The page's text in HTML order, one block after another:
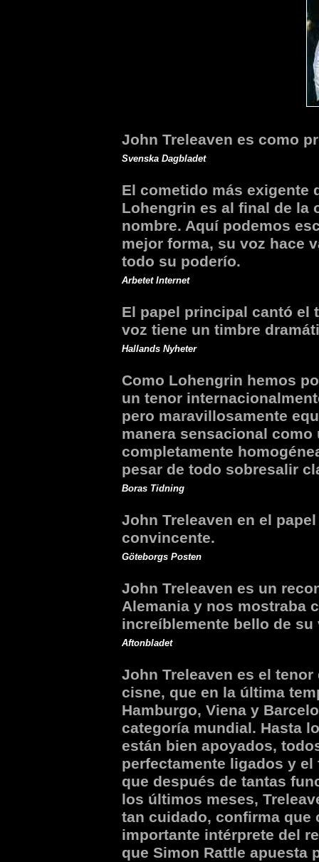
John Treleaven es como
Svenska Dagbladet
El cometido más exigente
Lohengrin es al final de la
nombre. Aquí podemos
mejor forma, su voz hace
todo su poderío.
Arbetet Internet
El papel principal cantó el
voz tiene un timbre
Hallands Nyheter
Como Lohengrin hemos
un tenor
pero maravillosamente
manera sensacional
completamente
pesar de todo sobresalir
Boras Tidning
John Treleaven en el
convincente.
Göteborgs Posten
John Treleaven es un
Alemania y nos mostraba
increíblemente bello de su
Aftonbladet
John Treleaven es el
cisne, que en la última
Hamburgo, Viena y
categoría mundial. Hasta
están bien apoyados,
perfectamente ligados y
que después de tantas
los últimos meses,
tan cuidado, confirma que
importante intérprete del
que Simon Rattle apuesta